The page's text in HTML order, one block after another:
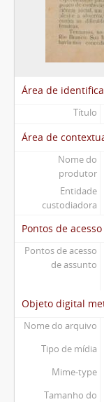
Área de
Título
Área de
Nome do
produtor
Entidade
custodiadora
Pontos de acesso
Pontos de acesso
de assunto
Objeto digital
Nome do arquivo
Tipo de mídia
Mime-type
Tamanho do